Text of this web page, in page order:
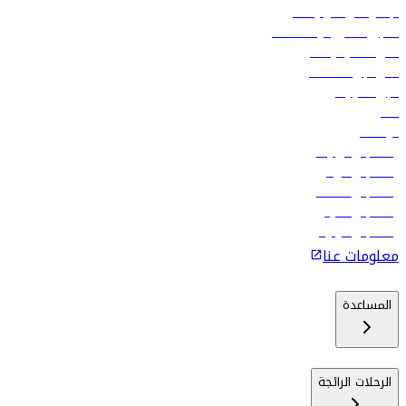
الإعلان على متن رحلاتنا
تسجيل الدخول لوكلاء السفر
أدنى أسعار الرحلات
فلاي دبي للعطلات
تأجير السيارات
فنادق
الوظائف
رحلات إلى تبيليسي
رحلات إلى الرياض
رحلات إلى مسقط
رحلات إلى ماليه
رحلات إلى كولومبو
معلومات عنا
المساعدة
الرحلات الرائجة